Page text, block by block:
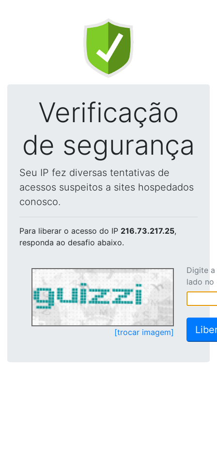
Verificação
de segurança
Seu IP fez diversas tentativas de
acessos suspeitos a sites hospedados
conosco.
Para liberar o acesso do IP 216.73.217.25,
responda ao desafio abaixo.
[trocar imagem]
Digite
lado no